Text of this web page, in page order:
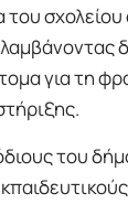
σχολείου
για τη
του